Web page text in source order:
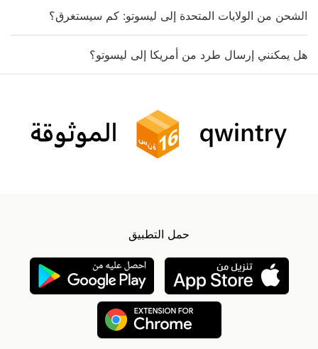
الشحن من الولايات المتحدة إلى ليسوتو: كم سيستغرق؟
هل يمكنني إرسال طرد من أمريكا إلى ليسوتو؟
حمل التطبيق